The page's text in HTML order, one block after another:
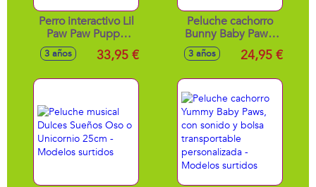
Perro interactivo Lil
Paw Paw Puppy
Pets Alive ladra y
camina como un
3 años 33,95 €
Peluche cachorro
Bunny Baby Paws,
con sonido y bolsa
transportable
3 años 24,95 €